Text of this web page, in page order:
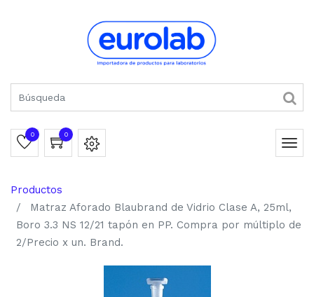
0 0
Productos
Matraz Aforado Blaubrand de Vidrio Clase A, 25ml,
Boro 3.3 NS 12/21 tapón en PP. Compra por múltiplo de
2/Precio x un. Brand.